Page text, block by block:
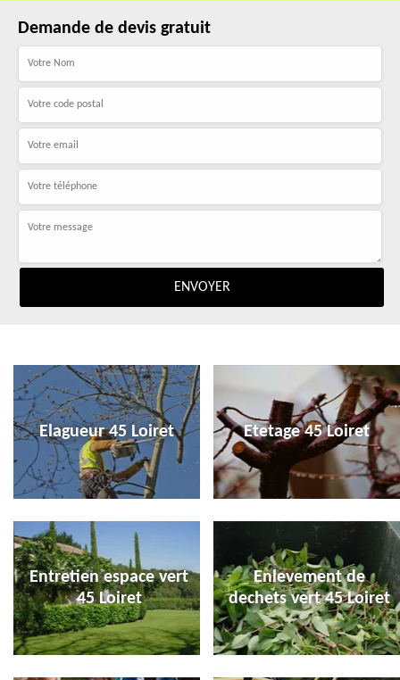
Demande de devis gratuit
Elagueur 45 Loiret Etetage 45 Loiret
Entretien espace vert
45 Loiret
Enlevement de
dechets vert 45 Loiret